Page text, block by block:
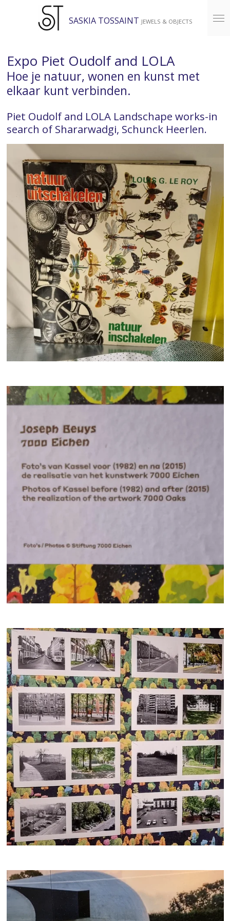
hoofdinhoud
SASKIA TOSSAINT JEWELS & OBJECTS
Expo Piet Oudolf and LOLA
Hoe je natuur, wonen en kunst met
elkaar kunt verbinden.
Piet Oudolf and LOLA Landschape works-in
search of Shararwadgi, Schunck Heerlen.